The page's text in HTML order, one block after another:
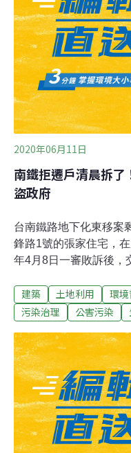
鐵道局中工處主任工程
府展現誠意、充分與拆
此暫緩強制拆除作業，
注此事的政大地政系教
絕不是「同意」，而是
質疑當權者的做法並非
「脅迫」。
2020年06月11日
南鐵拒遷戶清晨拆
盜政府
台南鐵路地下化東移案
鋒路1號的張家住宅，
年4月8日一審敗訴後，
體接獲通知張家將於今
夫妻於今晨6點許到場
陳椒華立委於5月28日
為南鐵案開聽證會，林
就強拆民宅，令人無法
定張宅的古井不具有歷
說，都市計畫訴訟一審
宅。
建築 土地利用 環
污染治理
公害污染